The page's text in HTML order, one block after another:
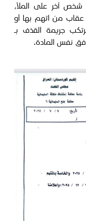
آخر على الملأ،
من اتهم بها أو
جريمة القذف بـ
نفس المادة.